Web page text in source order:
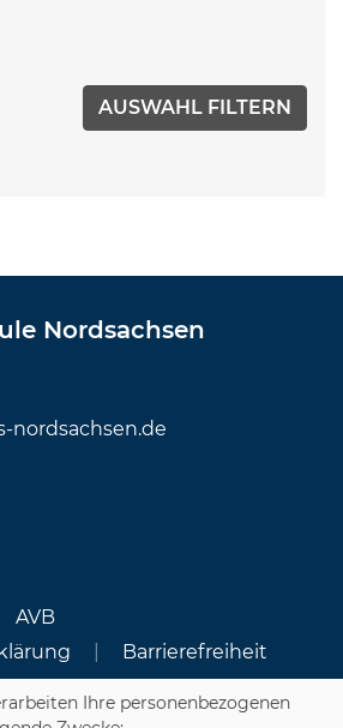
Nordsachsen
nordsachsen.de
AVB
Barrierefreiheit
Ihre personenbezogenen